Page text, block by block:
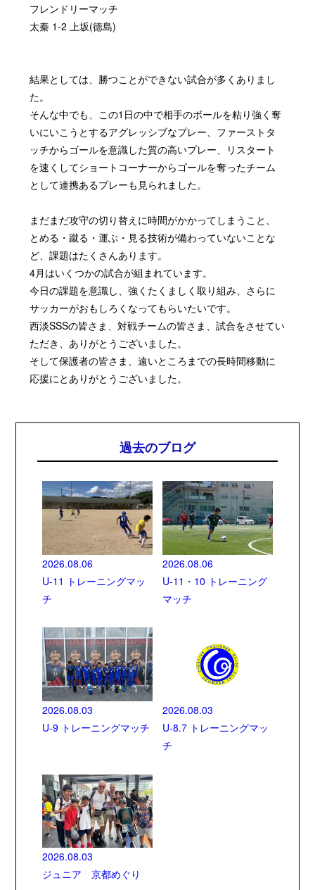
フレンドリーマッチ
太秦 1-2 上坂(徳島)
結果としては、勝つことができない試合が多くありまし
た。
そんな中でも、この1日の中で相手のボールを粘り強く奪
いにいこうとするアグレッシブなプレー、ファーストタ
ッチからゴールを意識した質の高いプレー、リスタート
を速くしてショートコーナーからゴールを奪ったチーム
として連携あるプレーも見られました。
まだまだ攻守の切り替えに時間がかかってしまうこと、
とめる・蹴る・運ぶ・見る技術が備わっていないことな
ど、課題はたくさんあります。
4月はいくつかの試合が組まれています。
今日の課題を意識し、強くたくましく取り組み、さらに
サッカーがおもしろくなってもらいたいです。
西淡SSSの皆さま、対戦チームの皆さま、試合をさせてい
ただき、ありがとうございました。
そして保護者の皆さま、遠いところまでの長時間移動に
応援にとありがとうございました。
過去のブログ
2026.08.06
U-11 トレーニングマッ
チ
2026.08.06
U-11・10 トレーニング
マッチ
2026.08.03
U-9 トレーニングマッチ
2026.08.03
U-8.7 トレーニングマッ
チ
2026.08.03
ジュニア 京都めぐり